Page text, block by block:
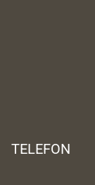
TELEFON